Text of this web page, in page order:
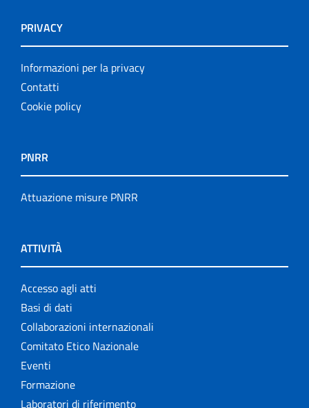
PRIVACY
Informazioni per la privacy
Contatti
Cookie policy
PNRR
Attuazione misure PNRR
ATTIVITÀ
Accesso agli atti
Basi di dati
Collaborazioni internazionali
Comitato Etico Nazionale
Eventi
Formazione
Laboratori di riferimento